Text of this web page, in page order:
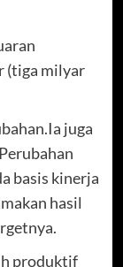
(tiga milyar
juga
basis kinerja
hasil
produktif